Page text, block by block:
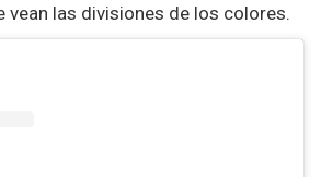
vean las divisiones de los colores.